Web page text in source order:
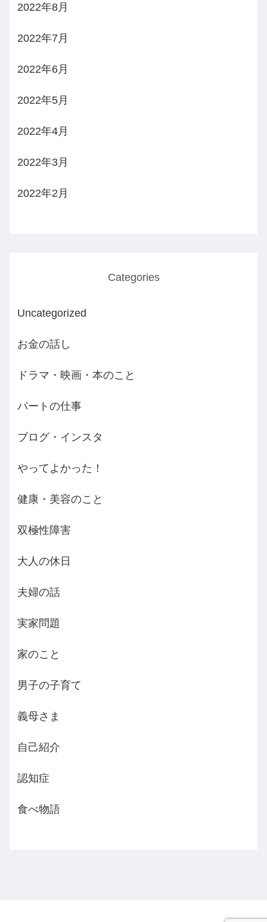
2022年8月
2022年7月
2022年6月
2022年5月
2022年4月
2022年3月
2022年2月
Categories
Uncategorized
お金の話し
ドラマ・映画・本のこと
パートの仕事
ブログ・インスタ
やってよかった！
健康・美容のこと
双極性障害
大人の休日
夫婦の話
実家問題
家のこと
男子の子育て
義母さま
自己紹介
認知症
食べ物語